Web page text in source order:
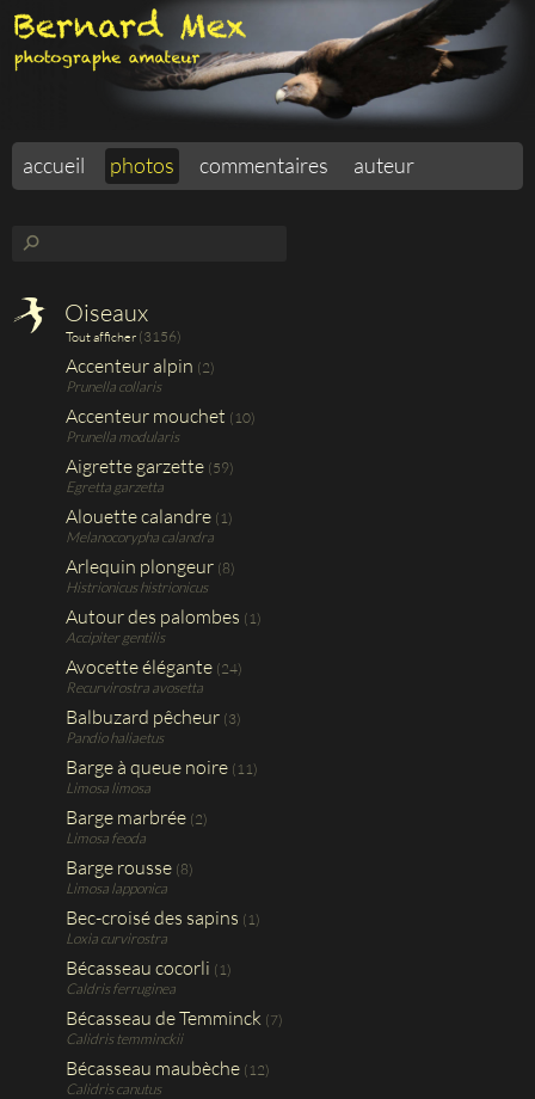
accueil photos commentaires auteur
⚲
Oiseaux
Tout afficher (3156)
Accenteur alpin (2)
Prunella collaris
Accenteur mouchet (10)
Prunella modularis
Aigrette garzette (59)
Egretta garzetta
Alouette calandre (1)
Melanocorypha calandra
Arlequin plongeur (8)
Histrionicus histrionicus
Autour des palombes (1)
Accipiter gentilis
Avocette élégante (24)
Recurvirostra avosetta
Balbuzard pêcheur (3)
Pandio haliaetus
Barge à queue noire (11)
Limosa limosa
Barge marbrée (2)
Limosa feoda
Barge rousse (8)
Limosa lapponica
Bec-croisé des sapins (1)
Loxia curvirostra
Bécasseau cocorli (1)
Caldris ferruginea
Bécasseau de Temminck (7)
Calidris temminckii
Bécasseau maubèche (12)
Calidris canutus